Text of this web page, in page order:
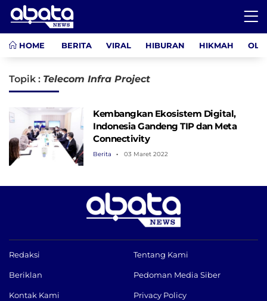
HOME BERITA VIRAL HIBURAN HIKMAH
Topik : Telecom Infra Project
Kembangkan Ekosistem Digital,
Indonesia Gandeng TIP dan Meta
Connectivity
Berita 03 Maret 2022
Redaksi Tentang Kami
Beriklan Pedoman Media Siber
Kontak Kami Privacy Policy